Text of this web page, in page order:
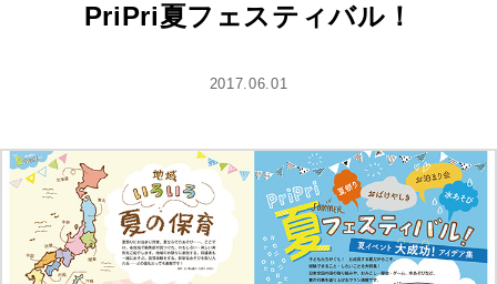
PriPri夏フェスティバル！
2017.06.01